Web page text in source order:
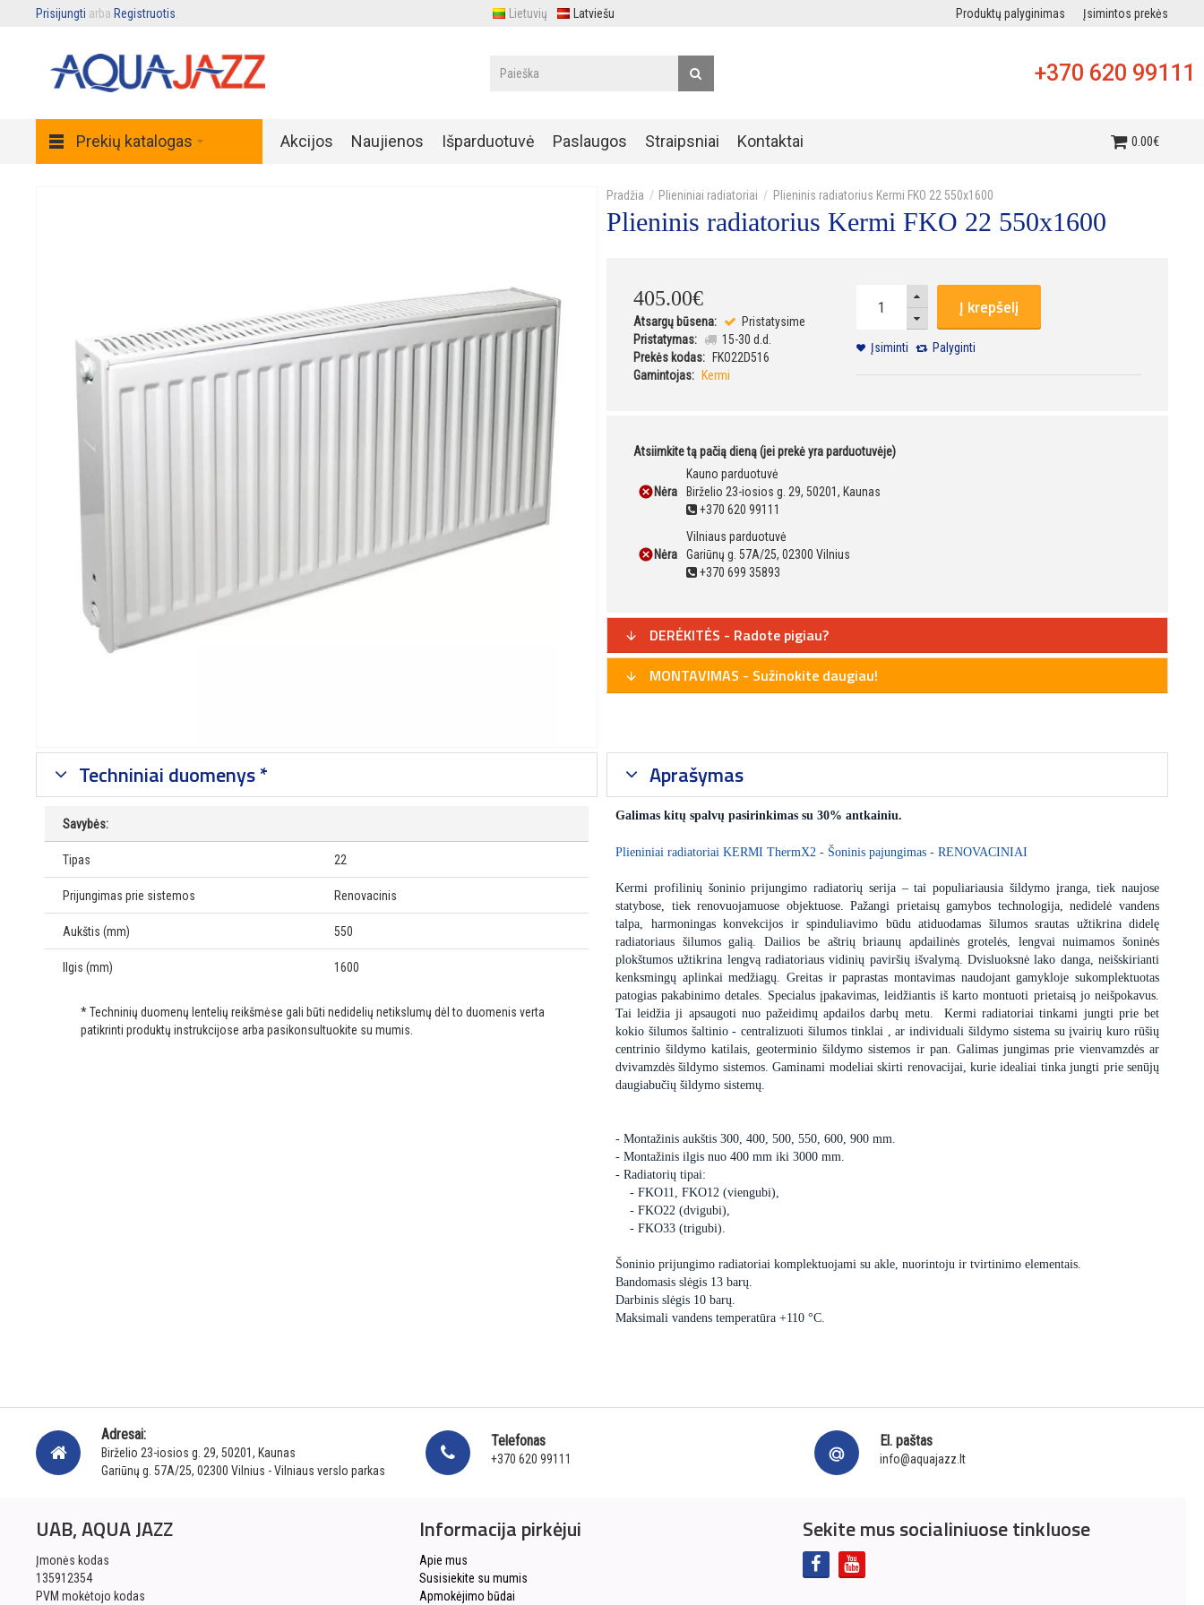
Prisijungti arba Registruotis Lietuvių Latviešu Produktų palyginimas Įsimintos prekės
+370 620 99111
Prekių katalogas Akcijos Naujienos Išparduotuvė Paslaugos Straipsniai Kontaktai 0.00€
Plieniniai radiatoriai Plieninis radiatorius Kermi FKO 22 550x1600
Plieninis radiatorius Kermi FKO 22 550x1600
405.00€
Atsargų būsena:
Pristatysime
Pristatymas:
15-30 d.d.
Prekės kodas:
FKO22D516
Gamintojas:
Kermi
Į krepšelį
Įsiminti Palyginti
Atsiimkite tą pačią dieną (jei prekė yra parduotuvėje)
Nėra
Kauno parduotuvė
Birželio 23-iosios g. 29, 50201, Kaunas
+370 620 99111
Nėra
Vilniaus parduotuvė
Gariūnų g. 57A/25, 02300 Vilnius
+370 699 35893
DERĖKITĖS - Radote pigiau?
MONTAVIMAS - Sužinokite daugiau!
Techniniai duomenys *
Savybės:
Tipas 22
Prijungimas prie sistemos Renovacinis
Aukštis (mm) 550
Ilgis (mm) 1600
* Techninių duomenų lentelių reikšmėse gali būti nedidelių netikslumų dėl to duomenis verta
patikrinti produktų instrukcijose arba pasikonsultuokite su mumis.
Aprašymas
Galimas kitų spalvų pasirinkimas su 30% antkainiu.
Plieniniai radiatoriai KERMI ThermX2 - Šoninis pajungimas - RENOVACINIAI
Kermi profilinių šoninio prijungimo radiatorių serija – tai populiariausia šildymo įranga, tiek naujose
statybose, tiek renovuojamuose objektuose. Pažangi prietaisų gamybos technologija, nedidelė vandens
talpa, harmoningas konvekcijos ir spinduliavimo būdu atiduodamas šilumos srautas užtikrina didelę
radiatoriaus šilumos galią. Dailios be aštrių briaunų apdailinės grotelės, lengvai nuimamos šoninės
plokštumos užtikrina lengvą radiatoriaus vidinių paviršių išvalymą. Dvisluoksnė lako danga, neišskirianti
kenksmingų aplinkai medžiagų. Greitas ir paprastas montavimas naudojant gamykloje sukomplektuotas
patogias pakabinimo detales. Specialus įpakavimas, leidžiantis iš karto montuoti prietaisą jo neišpokavus.
Tai leidžia ji apsaugoti nuo pažeidimų apdailos darbų metu. Kermi radiatoriai tinkami jungti prie bet
kokio šilumos šaltinio - centralizuoti šilumos tinklai , ar individuali šildymo sistema su įvairių kuro rūšių
centrinio šildymo katilais, geoterminio šildymo sistemos ir pan. Galimas jungimas prie vienvamzdės ar
dvivamzdės šildymo sistemos. Gaminami modeliai skirti renovacijai, kurie idealiai tinka jungti prie senūjų
daugiabučių šildymo sistemų.
- Montažinis aukštis 300, 400, 500, 550, 600, 900 mm.
- Montažinis ilgis nuo 400 mm iki 3000 mm.
- Radiatorių tipai:
- FKO11, FKO12 (viengubi),
- FKO22 (dvigubi),
- FKO33 (trigubi).
Šoninio prijungimo radiatoriai komplektuojami su akle, nuorintoju ir tvirtinimo elementais.
Bandomasis slėgis 13 barų.
Darbinis slėgis 10 barų.
Maksimali vandens temperatūra +110 °C.
Adresai:
Birželio 23-iosios g. 29, 50201, Kaunas
Gariūnų g. 57A/25, 02300 Vilnius - Vilniaus verslo parkas
Telefonas
+370 620 99111
El. paštas
info@aquajazz.lt
UAB, AQUA JAZZ
Įmonės kodas
135912354
PVM mokėtojo kodas
Informacija pirkėjui
Apie mus
Susisiekite su mumis
Apmokėjimo būdai
Sekite mus socialiniuose tinkluose